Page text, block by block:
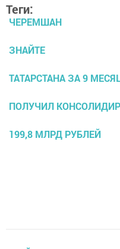
Теги:
ЧЕРЕМШАН
ЗНАЙТЕ
ТАТАРСТАНА ЗА 9
ПОЛУЧИЛ
199,8 МЛРД РУБЛЕЙ